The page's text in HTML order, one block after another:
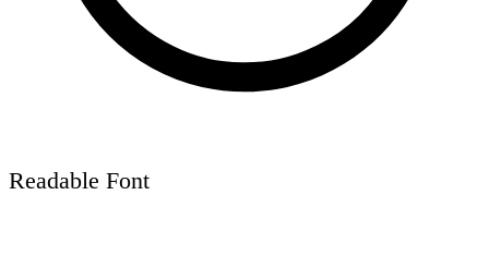
Readable Font